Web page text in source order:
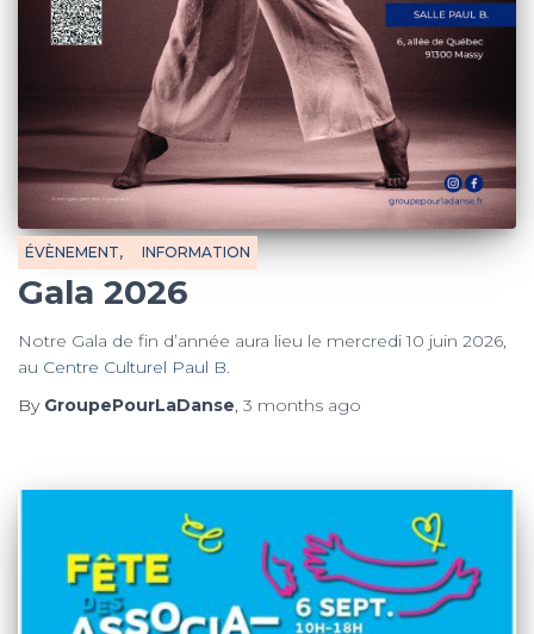
ÉVÈNEMENT INFORMATION
Gala 2026
Notre Gala de fin d’année aura lieu le mercredi 10 juin 2026,
au Centre Culturel Paul B.
By GroupePourLaDanse, 3 months ago